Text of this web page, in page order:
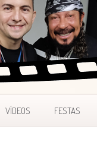
VÍDEOS FESTAS